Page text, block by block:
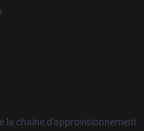
la chaîne d'approvisionnement